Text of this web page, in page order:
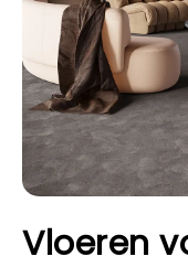
Vloeren